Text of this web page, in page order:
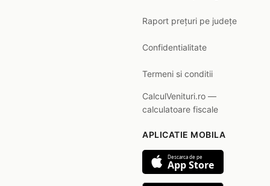
Raport prețuri pe județe
Confidentialitate
Termeni si conditii
CalculVenituri.ro —
calculatoare fiscale
APLICATIE MOBILA
Descarca de pe
App Store